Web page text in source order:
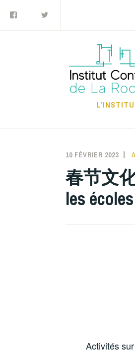
10 FÉVRIER 2023
春节文
les écoles
Activités